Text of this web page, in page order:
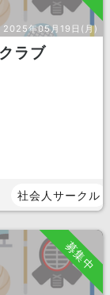
2025年05月19日(月)
ラブ
社会人サークル
募集中